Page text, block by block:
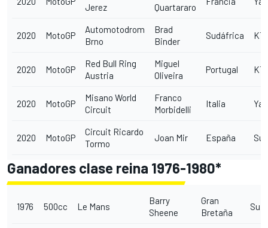
Jerez
Quartararo
2020 MotoGP
Automotodrom
Brno
Brad
Binder
Sudáfrica
2020 MotoGP
Red Bull Ring
Austria
Miguel
Oliveira
Portugal
2020 MotoGP
Misano World
Circuit
Franco
Morbidelli
Italia
2020 MotoGP
Circuit Ricardo
Tormo
Joan Mir España
Ganadores clase reina 1976-1980*
1976 500cc Le Mans
Barry
Sheene
Gran
Bretaña